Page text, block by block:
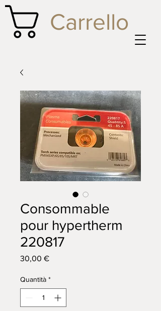
Carrello
Consommable
pour hypertherm
220817
30,00 €Prezzo
Quantità *